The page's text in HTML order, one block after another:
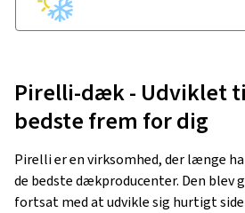
Pirelli-dæk - Udviklet
bedste frem for dig
Pirelli er en virksomhed, der længe
de bedste dækproducenter. Den blev
fortsat med at udvikle sig hurtigt